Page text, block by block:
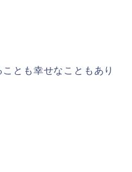
とも幸せなこともあり